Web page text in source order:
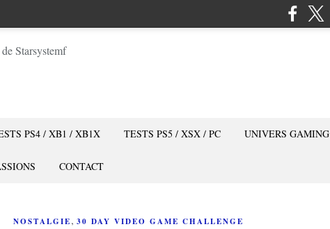
PS4 / XB1 / XB1X TESTS PS5 / XSX / PC UNIVERS GAMING
CONTACT
NOSTALGIE, 30 DAY VIDEO GAME CHALLENGE